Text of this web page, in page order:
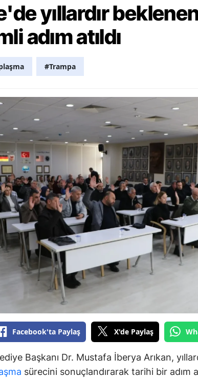
Muş
Nevşehir
Sakarya
Samsun
Siirt
Sinop
Sivas
Tekirdağ
Trabzon
Tunceli
Uşak
Van
Yozgat
yıllardır
adım atıldı
#Trampa
Facebook'ta Paylaş X'de Paylaş
Başkanı Dr. Mustafa İberya Arıkan,
sürecini sonuçlandırarak tarihi bir adım